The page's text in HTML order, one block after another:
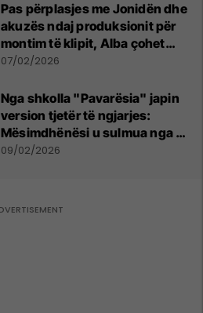
Pas përplasjes me Jonidën dhe
akuzës ndaj produksionit për
montim të klipit, Alba çohet
dhe dëshiron të largohet nga
07/02/2026
Nga shkolla "Pavarësia" japin
version tjetër të ngjarjes:
Mësimdhënësi u sulmua nga 10
nxënës, reagoi në vetëmbrojtje
09/02/2026